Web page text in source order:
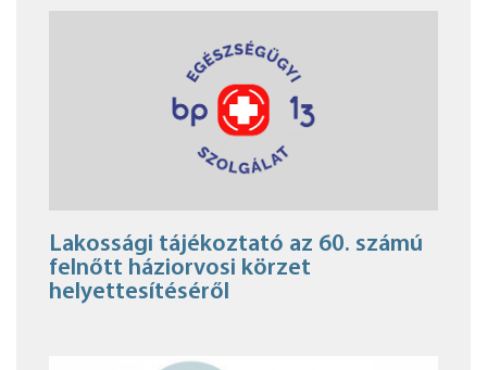
Lakossági tájékoztató az 60. számú
felnőtt háziorvosi körzet
helyettesítéséről